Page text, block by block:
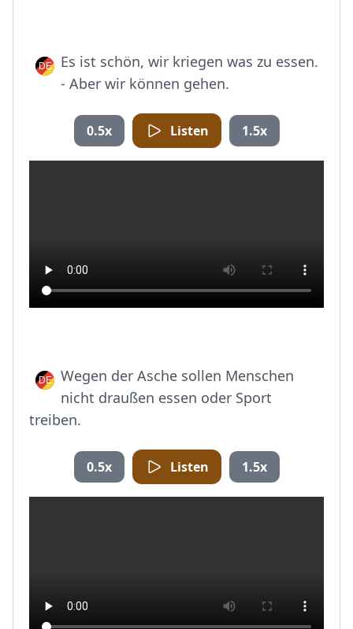
Es ist schön, wir kriegen was zu essen.
- Aber wir können gehen.
0.5x Listen 1.5x
Wegen der Asche sollen Menschen
nicht draußen essen oder Sport
treiben.
0.5x Listen 1.5x